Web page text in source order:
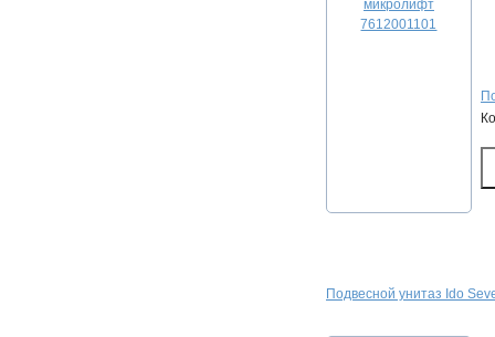
Подвесной унитаз Ido